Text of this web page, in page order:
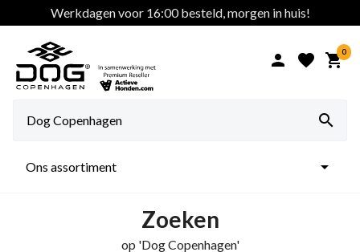
Werkdagen voor 16:00 besteld, morgen in huis!
  0

Ons assortiment 
Zoeken
op 'Dog Copenhagen'